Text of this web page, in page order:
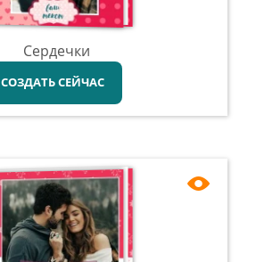
Сердечки
СОЗДАТЬ СЕЙЧАС